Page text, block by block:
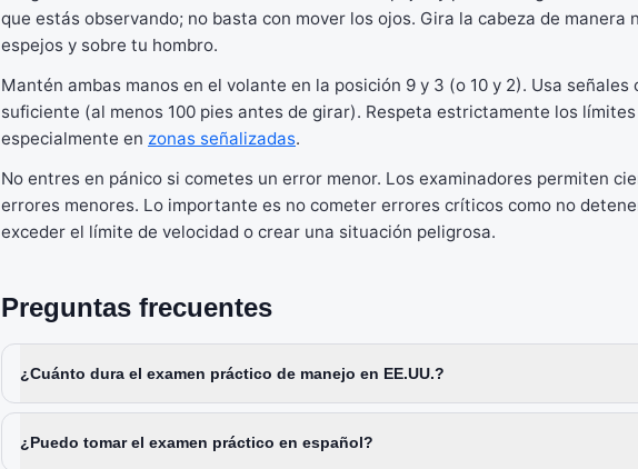
que estás observando; no basta con mover los ojos. Gira la cabeza de manera
espejos y sobre tu hombro.
Mantén ambas manos en el volante en la posición 9 y 3 (o 10 y 2). Usa señales
suficiente (al menos 100 pies antes de girar). Respeta estrictamente los
especialmente en zonas señalizadas.
No entres en pánico si cometes un error menor. Los examinadores permiten
errores menores. Lo importante es no cometer errores críticos como no
exceder el límite de velocidad o crear una situación peligrosa.
Preguntas frecuentes
¿Cuánto dura el examen práctico de manejo en EE.UU.?
¿Puedo tomar el examen práctico en español?